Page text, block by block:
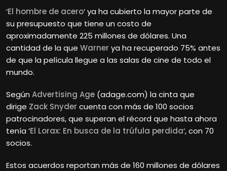
‘El hombre de acero‘ ya ha cubierto la mayor parte de
su presupuesto que tiene un costo de
aproximadamente 225 millones de dólares. Una
cantidad de la que Warner ya ha recuperado 75% antes
de que la película llegue a las salas de cine de todo el
mundo.
Según Advertising Age (adage.com) la cinta que
dirige Zack Snyder cuenta con más de 100 socios
patrocinadores, que superan el récord que hasta ahora
tenía ‘El Lorax: En busca de la trúfula perdida‘, con 70
socios.
Estos acuerdos reportan más de 160 millones de dólares